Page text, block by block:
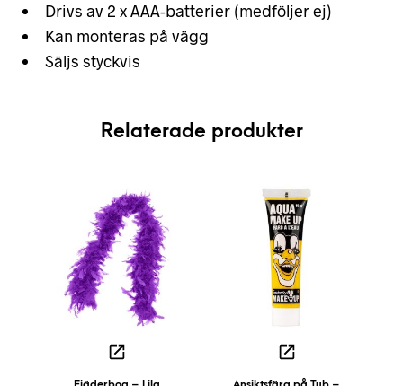
Drivs av 2 x AAA-batterier (medföljer ej)
Kan monteras på vägg
Säljs styckvis
Relaterade produkter